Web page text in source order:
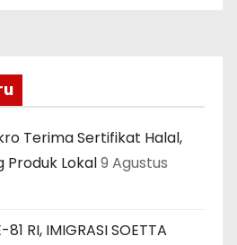
Terima Sertifikat Halal,
Produk Lokal9 Agustus
81 RI, IMIGRASI SOETTA